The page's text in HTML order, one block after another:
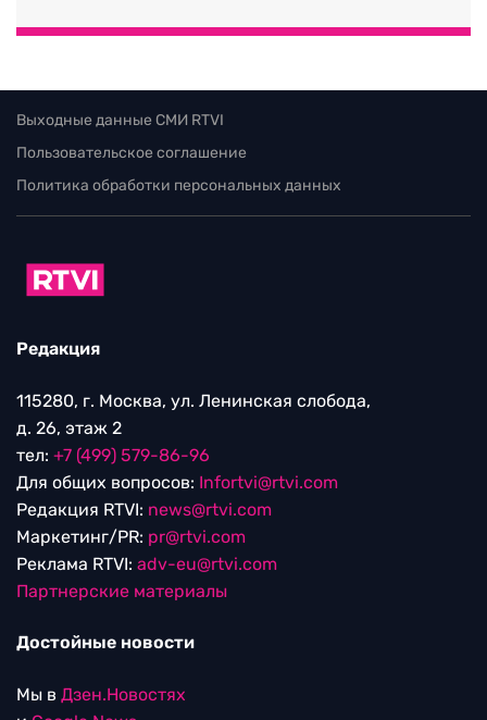
Выходные данные СМИ RTVI
Пользовательское соглашение
Политика обработки персональных данных
Редакция
115280, г. Москва, ул. Ленинская слобода,
д. 26, этаж 2
тел: +7 (499) 579-86-96
Для общих вопросов: Infortvi@rtvi.com
Редакция RTVI: news@rtvi.com
Маркетинг/PR: pr@rtvi.com
Реклама RTVI: adv-eu@rtvi.com
Партнерские материалы
Достойные новости
Мы в Дзен.Новостях